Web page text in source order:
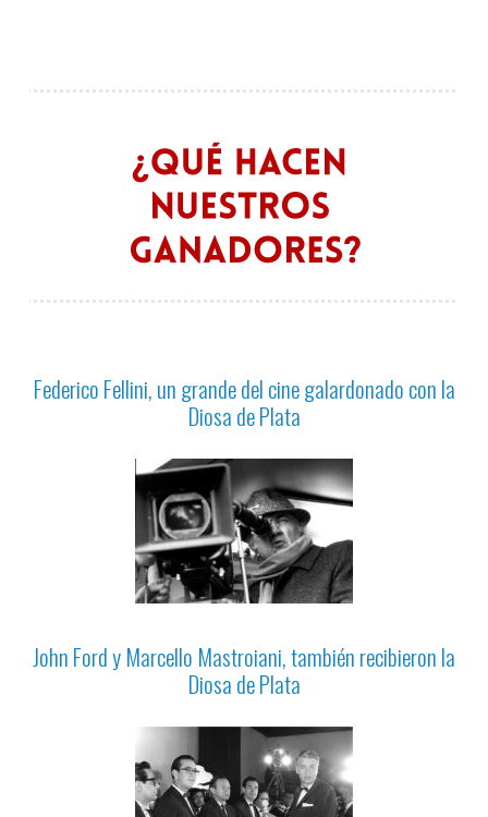
Federico Fellini, un grande del cine galardonado con la
Diosa de Plata
John Ford y Marcello Mastroiani, también recibieron la
Diosa de Plata